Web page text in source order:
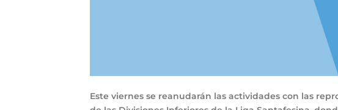
Este viernes se reanudarán las actividades con las